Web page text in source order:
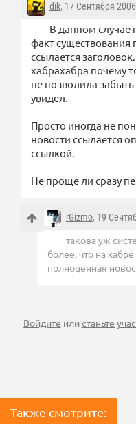
dik, 17 Сентября
В данном случае
факт существования
ссылается
хабрахабра почему
не позволила забыть
увидел.
Просто иногда не
новости ссылается
ссылкой.
Не проще ли сразу
rGizmo, 19
такова уж
более, что на
полноценная
Войдите илистаньте
Также смотрите: